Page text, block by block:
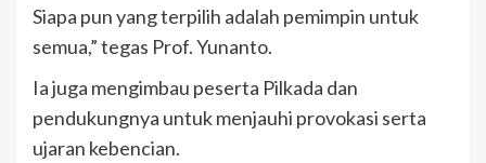
Siapa pun yang terpilih adalah pemimpin untuk
semua,” tegas Prof. Yunanto.
Ia juga mengimbau peserta Pilkada dan
pendukungnya untuk menjauhi provokasi serta
ujaran kebencian.